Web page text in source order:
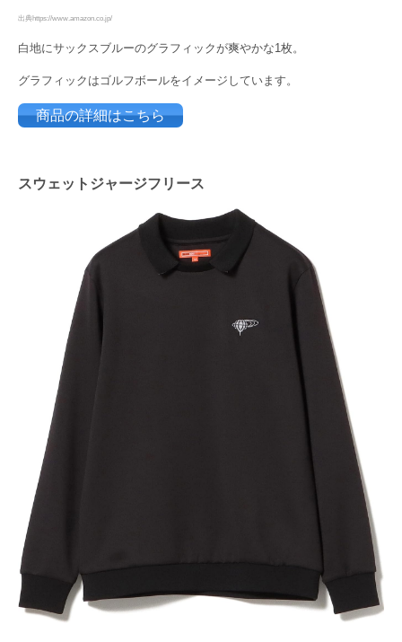
出典https://www.amazon.co.jp/
白地にサックスブルーのグラフィックが爽やかな1枚。
グラフィックはゴルフボールをイメージしています。
商品の詳細はこちら
スウェットジャージフリース